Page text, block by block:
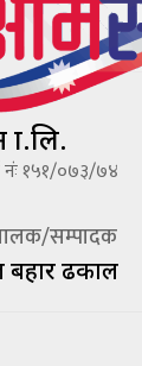
नंः १५१/०७३/७४
सम्पादक
ढकाल